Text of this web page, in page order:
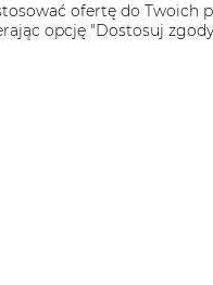
ofertę do Twoich
opcję "Dostosuj